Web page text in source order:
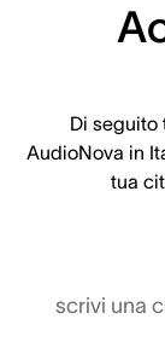
Di seguito
AudioNova in
tua
scrivi una